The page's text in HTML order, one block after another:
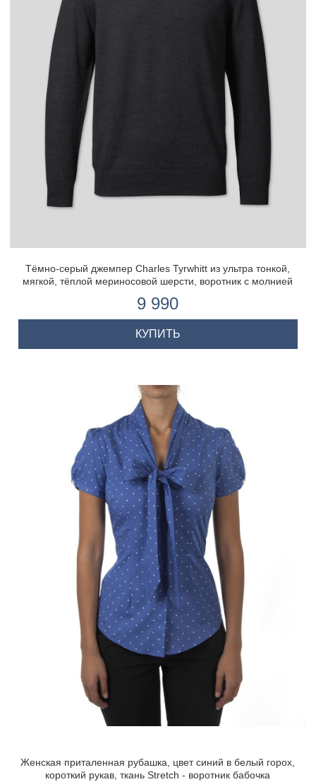
Тёмно-серый джемпер Charles Tyrwhitt из ультра тонкой,
мягкой, тёплой мериносовой шерсти, воротник с молнией
9 990
КУПИТЬ
Женская приталенная рубашка, цвет синий в белый горох,
короткий рукав, ткань Stretch - воротник бабочка